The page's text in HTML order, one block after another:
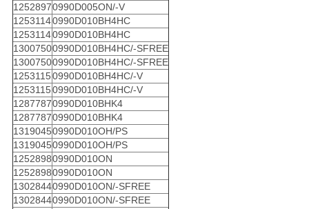
12528970990D005ON/-V
12531140990D010BH4HC
12531140990D010BH4HC
13007500990D010BH4HC/-SFREE
13007500990D010BH4HC/-SFREE
12531150990D010BH4HC/-V
12531150990D010BH4HC/-V
12877870990D010BHK4
12877870990D010BHK4
13190450990D010OH/PS
13190450990D010OH/PS
12528980990D010ON
12528980990D010ON
13028440990D010ON/-SFREE
13028440990D010ON/-SFREE